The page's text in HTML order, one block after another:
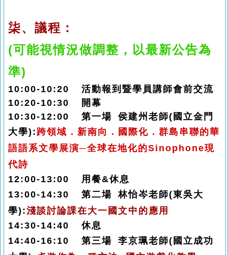
柒、議程：
(可能視情況做調整，以最新公告為
準)
10:00-10:20 活動報到暨學員講師會前交流
10:20-10:30
開幕
10:30-12:00 第一場 侯建州老師(國立金門
大學): 跨領域．新南向．國際化．群島串聯的華
語語系文學展演─全球在地化的Sinophone現
代詩
12:00-13:00 用餐&休息
13:00-14:30 第二場 林怡岑老師(東吳大
學):淺談討論課在大一國文中的應用
14:30-14:40 休息
14:40-16:10 第三場 李京珮老師(國立成功